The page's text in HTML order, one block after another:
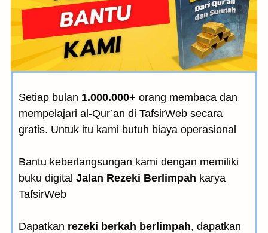
Setiap bulan 1.000.000+ orang membaca dan
mempelajari al-Qur’an di TafsirWeb secara
gratis. Untuk itu kami butuh biaya operasional
Bantu keberlangsungan kami dengan memiliki
buku digital Jalan Rezeki Berlimpah karya
TafsirWeb
Dapatkan rezeki berkah berlimpah, dapatkan